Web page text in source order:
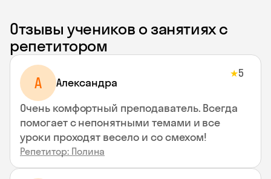
Отзывы учеников о занятиях с
репетитором
A Aлександра
★5
Очень комфортный преподаватель. Всегда
помогает с непонятными темами и все
уроки проходят весело и со смехом!
Репетитор: Полина